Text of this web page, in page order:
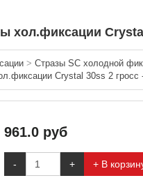
хол.фиксации
> Стразы SC холодной
Crystal 30ss 2 гросс
961.0руб
- + + В